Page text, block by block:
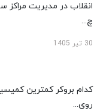
انقلاب در مدیریت مراکز
چ...
30 تیر 1405
کدام بروکر کمترین
روی...